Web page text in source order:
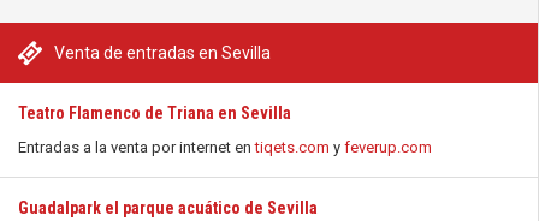
Venta de entradas en Sevilla
Teatro Flamenco de Triana en Sevilla
Entradas a la venta por internet entiqets.com y feverup.com
Guadalpark el parque acuático de Sevilla